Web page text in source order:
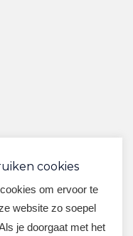
cookies
om ervoor te
website zo soepel
je doorgaat met het